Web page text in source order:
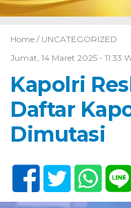
Home / UNCATEGORIZED
Jumat, 14 Maret 2025 - 11:33
Kapolri
Daftar
Dimutasi